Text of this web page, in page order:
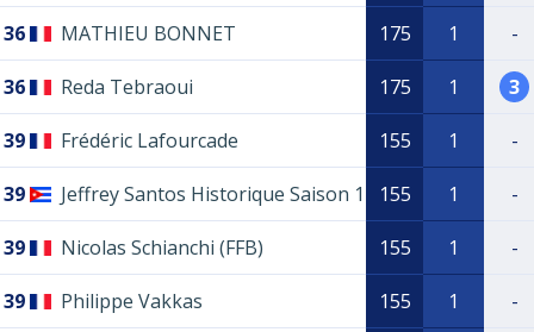
36 MATHIEU BONNET 175 1 -
36 Reda Tebraoui 175 1 3
39 Frédéric Lafourcade 155 1 -
39 Jeffrey Santos Historique Saison 1 155 1 -
39 Nicolas Schianchi (FFB) 155 1 -
39 Philippe Vakkas 155 1 -